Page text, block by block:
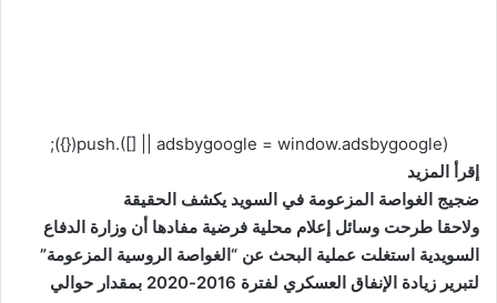
(adsbygoogle = window.adsbygoogle || []).push({});
إقرأ المزيد
ضجيج الغواصة المزعومة في السويد يكشف الحقيقة
ولاحقا طرحت وسائل إعلام محلية فرضية مفادها أن وزارة الدفاع
السويدية استغلت عملية البحث عن “الغواصة الروسية المزعومة”
لتبرير زيادة الإنفاق العسكري لفترة 2016-2020 بمقدار حوالي